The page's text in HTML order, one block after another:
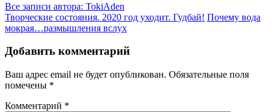
Все записи автора: TokiAden
Творческие состояния. 2020 год уходит. Гудбай! Почему вода
мокрая…размышления вслух
Добавить комментарий
Ваш адрес email не будет опубликован. Обязательные поля
помечены *
Комментарий *